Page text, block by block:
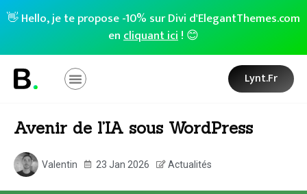
👋 Hello, je te propose -10% sur Divi d'ElegantThemes.com
encliquant ici! 😊
Lynt.fr
Avenir de l’IA sous WordPress
Valentin 23 Jan 2026 Actualités